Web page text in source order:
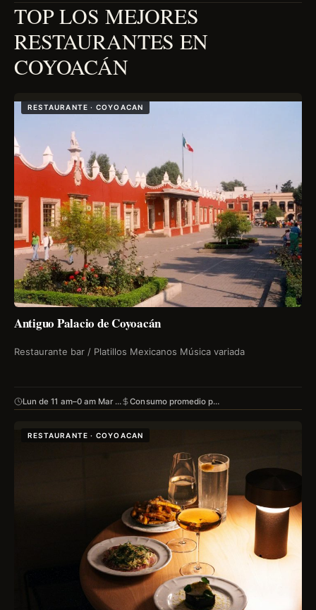
TOP LOS MEJORES
RESTAURANTES EN
COYOACÁN
RESTAURANTE · COYOACAN
Antiguo Palacio de Coyoacán
Restaurante bar / Platillos Mexicanos Música variada
Lun de 11 am–0 am Mar … Consumo promedio p…
RESTAURANTE · COYOACAN